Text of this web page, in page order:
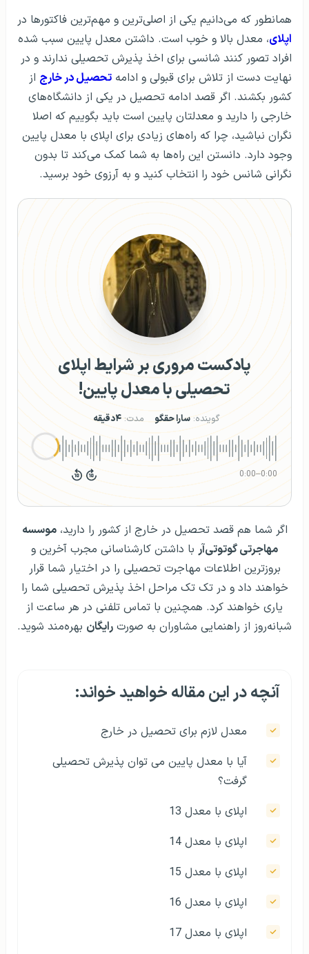
همانطور که می‌دانیم یکی از اصلی‌ترین و مهم‌ترین فاکتورها در
اپلای، معدل بالا و خوب است. داشتن معدل پایین سبب شده
افراد تصور کنند شانسی برای اخذ پذیرش تحصیلی ندارند و در
نهایت دست از تلاش برای قبولی و ادامه تحصیل در خارج از
کشور بکشند. اگر قصد ادامه تحصیل در یکی از دانشگاه‌های
خارجی را دارید و معدلتان پایین است باید بگوییم که اصلا
نگران نباشید، چرا که راه‌های زیادی برای اپلای با معدل پایین
وجود دارد. دانستن این راه‌ها به شما کمک می‌کند تا بدون
نگرانی شانس خود را انتخاب کنید و به آرزوی خود برسید.
پادکست مروری بر شرایط اپلای
تحصیلی با معدل پایین!
گوینده:سارا حقگو مدت:۴دقیقه
0:00
–
0:00
اگر شما هم قصد تحصیل در خارج از کشور را دارید،موسسه
مهاجرتی گو‌توتی‌آر با داشتن کارشناسانی مجرب آخرین و
بروز‌ترین اطلاعات مهاجرت تحصیلی را در اختیار شما قرار
خواهند داد و در تک تک مراحل اخذ پذیرش تحصیلی شما را
یاری خواهند کرد. همچنین با تماس تلفنی در هر ساعت از
شبانه‌روز از راهنمایی‌ مشاوران به صورت رایگان بهره‌مند شوید.
آنچه در این مقاله خواهید خواند:
معدل لازم برای تحصیل در خارج
آیا با معدل پایین می توان پذیرش تحصیلی
گرفت؟
اپلای با معدل 13
اپلای با معدل 14
اپلای با معدل 15
اپلای با معدل 16
اپلای با معدل 17